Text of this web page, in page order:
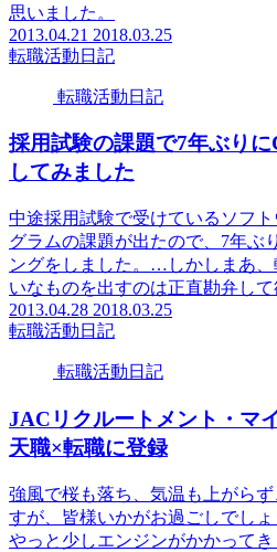
思いました。
2013.04.21 2018.03.25
転職活動日記
転職活動日記
採用試験の課題で7年ぶり
してみました
中途採用試験で受けているソフ
グラムの課題が出たので、7年ぶ
ングをしました。…しかしまあ
いなものを出すのは正直勘弁して
2013.04.28 2018.03.25
転職活動日記
転職活動日記
JACリクルートメント・マ
天職×転職に登録
強風で桜も落ち、気温も上がら
すが、皆様いかがお過ごしでしょ
やっと少しエンジンがかかって